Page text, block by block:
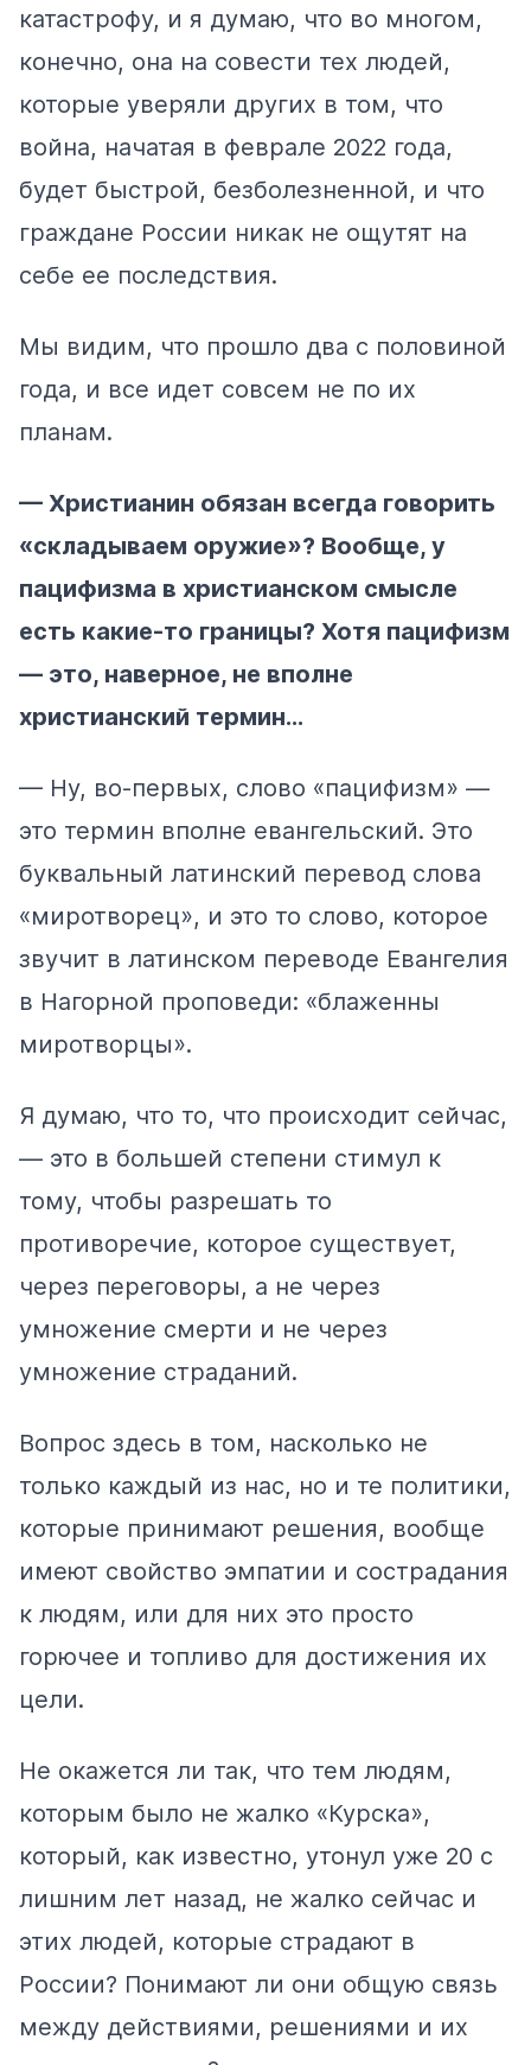
катастрофу, и я думаю, что во многом,
конечно, она на совести тех людей,
которые уверяли других в том, что
война, начатая в феврале 2022 года,
будет быстрой, безболезненной, и что
граждане России никак не ощутят на
себе ее последствия.
Мы видим, что прошло два с половиной
года, и все идет совсем не по их
планам.
— Христианин обязан всегда говорить
«складываем оружие»? Вообще, у
пацифизма в христианском смысле
есть какие-то границы? Хотя пацифизм
— это, наверное, не вполне
христианский термин…
— Ну, во-первых, слово «пацифизм» —
это термин вполне евангельский. Это
буквальный латинский перевод слова
«миротворец», и это то слово, которое
звучит в латинском переводе Евангелия
в Нагорной проповеди: «блаженны
миротворцы».
Я думаю, что то, что происходит сейчас,
— это в большей степени стимул к
тому, чтобы разрешать то
противоречие, которое существует,
через переговоры, а не через
умножение смерти и не через
умножение страданий.
Вопрос здесь в том, насколько не
только каждый из нас, но и те политики,
которые принимают решения, вообще
имеют свойство эмпатии и сострадания
к людям, или для них это просто
горючее и топливо для достижения их
цели.
Не окажется ли так, что тем людям,
которым было не жалко «Курска»,
который, как известно, утонул уже 20 с
лишним лет назад, не жалко сейчас и
этих людей, которые страдают в
России? Понимают ли они общую связь
между действиями, решениями и их